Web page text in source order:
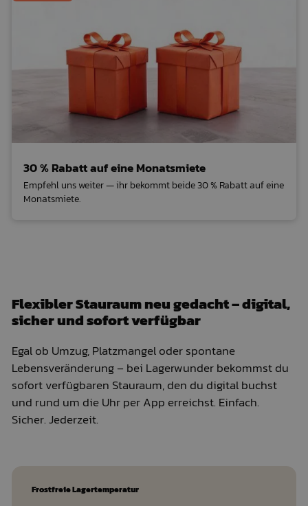
30 % Rabatt auf eine Monatsmiete
Empfehl uns weiter — ihr bekommt beide 30 % Rabatt auf eine
Monatsmiete.
Flexibler Stauraum neu gedacht – digital,
sicher und sofort verfügbar
Egal ob Umzug, Platzmangel oder spontane
Lebensveränderung – bei Lagerwunder bekommst du
sofort verfügbaren Stauraum, den du digital buchst
und rund um die Uhr per App erreichst. Einfach.
Sicher. Jederzeit.
Frostfreie Lagertemperatur